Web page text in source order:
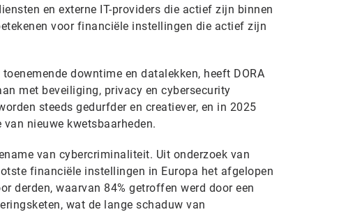
en externe IT-providers die actief zijn binnen
voor financiële instellingen die actief zijn
downtime en datalekken, heeft DORA
met beveiliging, privacy en cybersecurity
steeds gedurfder en creatiever, en in 2025
nieuwe kwetsbaarheden.
van cybercriminaliteit. Uit onderzoek van
financiële instellingen in Europa het afgelopen
derden, waarvan 84% getroffen werd door een
wat de lange schaduw van